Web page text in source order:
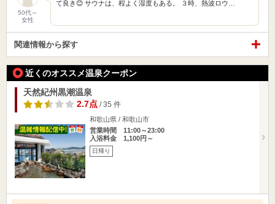
50代～
女性
て良き😊 サウナは、程よく湿度もある。 ３時、熱波ロウ…
関連情報から探す
近くのオススメ温泉クーポン
天然紀州黒潮温泉
2.7点/ 35 件
和歌山県 / 和歌山市
営業時間 11:00～23:00
入浴料金 1,100円～
日帰り